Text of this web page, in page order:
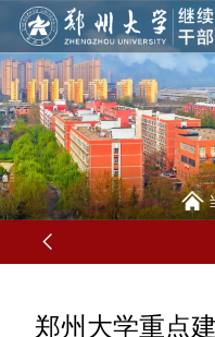
郑州大学重点